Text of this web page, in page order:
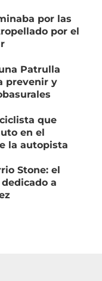
por las
por el
Patrulla
prevenir y
que
en el
la autopista
Stone: el
a